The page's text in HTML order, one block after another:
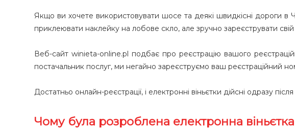
Якщо ви хочете використовувати шосе та деякі швидкісні дороги в
приклеювати наклейку на лобове скло, але зручно зареєструвати
Веб-сайт winieta-online.pl подбає про реєстрацію вашого
постачальник послуг, ми негайно зареєструємо ваш реєстраційний
Достатньо онлайн-реєстрації, і електронні віньєтки дійсні одразу
Чому була розроблена електронна